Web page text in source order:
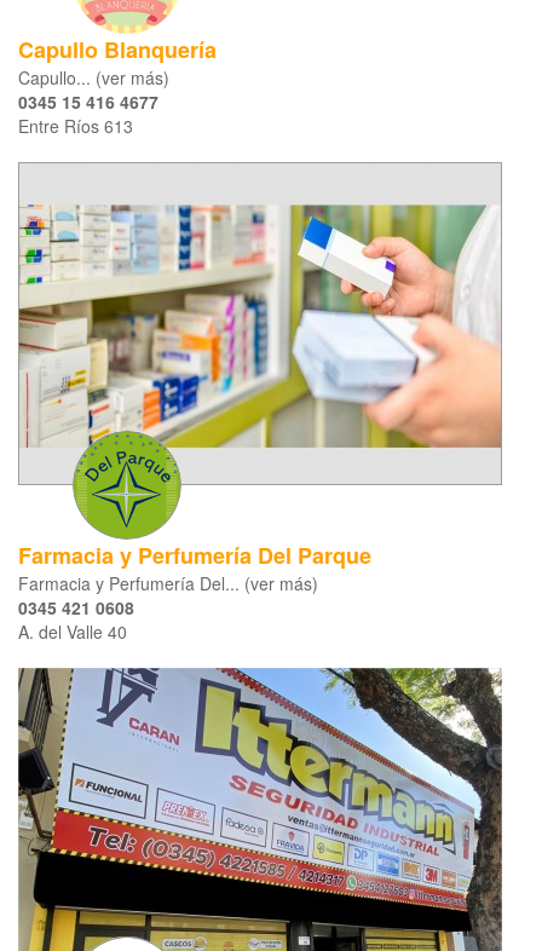
Capullo Blanquería
Capullo... (ver más)
0345 15 416 4677
Entre Ríos 613
Farmacia y Perfumería Del Parque
Farmacia y Perfumería Del... (ver más)
0345 421 0608
A. del Valle 40